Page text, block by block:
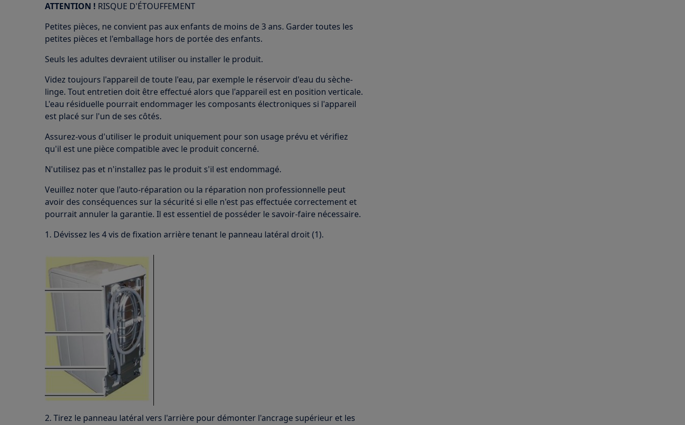
ATTENTION ! RISQUE D'ÉTOUFFEMENT
Petites pièces, ne convient pas aux enfants de moins de 3 ans. Garder toutes les
petites pièces et l'emballage hors de portée des enfants.
Seuls les adultes devraient utiliser ou installer le produit.
Videz toujours l'appareil de toute l'eau, par exemple le réservoir d'eau du sèche-
linge. Tout entretien doit être effectué alors que l'appareil est en position verticale.
L'eau résiduelle pourrait endommager les composants électroniques si l'appareil
est placé sur l'un de ses côtés.
Assurez-vous d'utiliser le produit uniquement pour son usage prévu et vérifiez
qu'il est une pièce compatible avec le produit concerné.
N'utilisez pas et n'installez pas le produit s'il est endommagé.
Veuillez noter que l'auto-réparation ou la réparation non professionnelle peut
avoir des conséquences sur la sécurité si elle n'est pas effectuée correctement et
pourrait annuler la garantie. Il est essentiel de posséder le savoir-faire nécessaire.
1. Dévissez les 4 vis de fixation arrière tenant le panneau latéral droit (1).
2. Tirez le panneau latéral vers l'arrière pour démonter l'ancrage supérieur et les